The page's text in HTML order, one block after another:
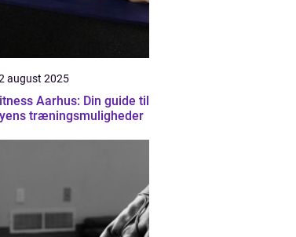
august 2025
Aarhus: Din guide til
træningsmuligheder